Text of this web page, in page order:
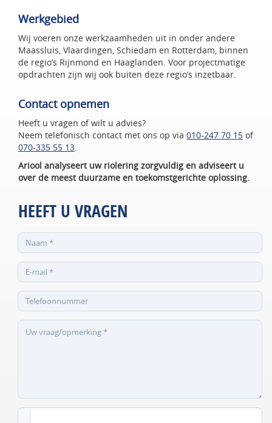
Werkgebied
Wij voeren onze werkzaamheden uit in onder andere
Maassluis, Vlaardingen, Schiedam en Rotterdam, binnen
de regio’s Rijnmond en Haaglanden. Voor projectmatige
opdrachten zijn wij ook buiten deze regio’s inzetbaar.
Contact opnemen
Heeft u vragen of wilt u advies?
Neem telefonisch contact met ons op via 010-247 70 15 of
070-335 55 13
Ariool analyseert uw riolering zorgvuldig en adviseert u
over de meest duurzame en toekomstgerichte oplossing.
HEEFT U VRAGEN